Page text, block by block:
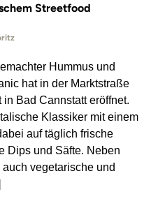
Streetfood
Hummus und
hat in der Marktstraße
Bad Cannstatt eröffnet.
Klassiker mit einem
auf täglich frische
Dips und Säfte. Neben
vegetarische und